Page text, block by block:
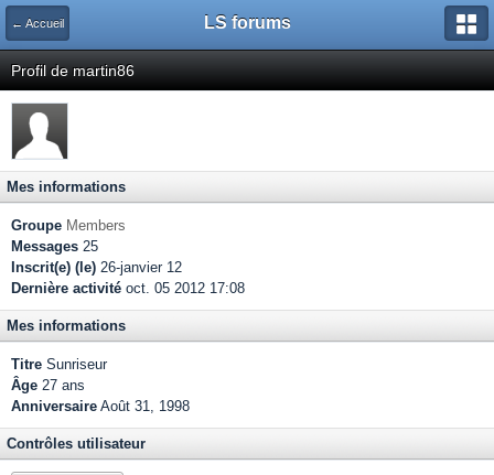
← Accueil LS forums
Profil de martin86
Mes informations
Groupe Members
Messages 25
Inscrit(e) (le) 26-janvier 12
Dernière activité oct. 05 2012 17:08
Mes informations
Titre Sunriseur
Âge 27 ans
Anniversaire Août 31, 1998
Contrôles utilisateur